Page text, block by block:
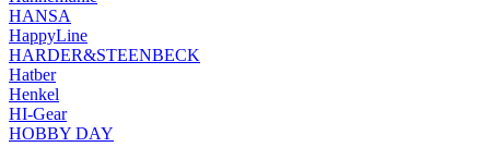
HANSA
HappyLine
HARDER&STEENBECK
Hatber
Henkel
HI-Gear
HOBBY DAY